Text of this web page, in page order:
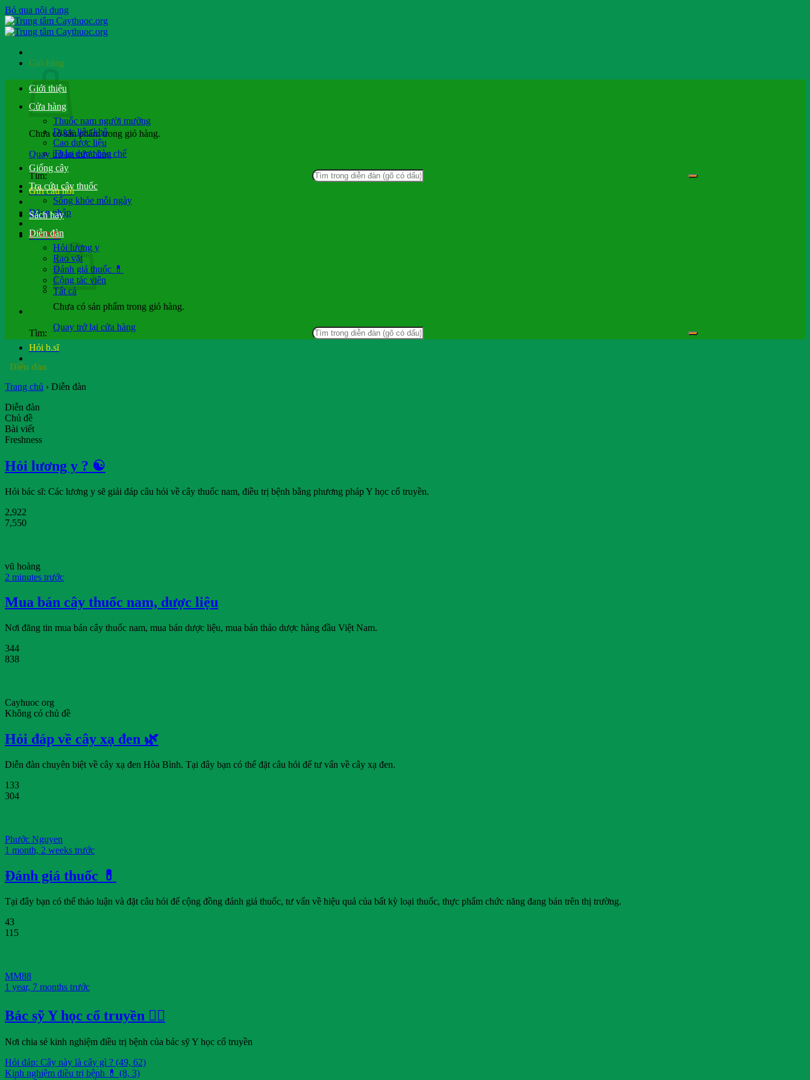
Bỏ qua nội dung
Giỏ hàng
Chưa có sản phẩm trong giỏ hàng.
Quay trở lại cửa hàng
Tìm:
Gửi câu hỏi
Đăng nhập
0VND
Chưa có sản phẩm trong giỏ hàng.
Quay trở lại cửa hàng
Hỏi b.sĩ
Giới thiệu
Cửa hàng
Thuốc nam người mường
Dược liệu khô
Cao dược liệu
Thảo dược bào chế
Giống cây
Tra cứu cây thuốc
Sống khỏe mỗi ngày
Sách hay
Diễn đàn
Hỏi lương y
Rao vặt
Đánh giá thuốc 💊
Cộng tác viên
Tất cả
Tìm:
Diễn đàn
Trang chủ › Diễn đàn
Diễn đàn
Chủ đề
Bài viết
Freshness
Hỏi lương y ? ☯️
Hỏi bác sĩ: Các lương y sẽ giải đáp câu hỏi về cây thuốc nam, điều trị bệnh bằng phương pháp Y học cổ truyền.
2,922
7,550
vũ hoàng
2 minutes trước
Mua bán cây thuốc nam, dược liệu
Nơi đăng tin mua bán cây thuốc nam, mua bán dược liệu, mua bán thảo dược hàng đầu Việt Nam.
344
838
Cayhuoc org
Không có chủ đề
Hỏi đáp về cây xạ đen 🌿
Diễn đàn chuyên biệt về cây xạ đen Hòa Bình. Tại đây bạn có thể đặt câu hỏi để tư vấn về cây xạ đen.
133
304
Phước Nguyen
1 month, 2 weeks trước
Đánh giá thuốc 💊
Tại đây bạn có thể thảo luận và đặt câu hỏi để cộng đồng đánh giá thuốc, tư vấn về hiệu quả của bất kỳ loại thuốc, thực phẩm chức năng đang bán trên thị trường.
43
115
MM88
1 year, 7 months trước
Bác sỹ Y học cổ truyền 👨‍⚕️
Nơi chia sẻ kinh nghiệm điều trị bệnh của bác sỹ Y học cổ truyền
Hỏi đáp: Cây này là cây gì ? (49, 62)
Kinh nghiệm điều trị bệnh 💊 (8, 3)